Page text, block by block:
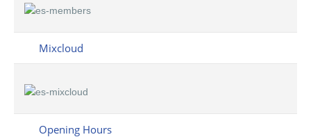
Mixcloud
Opening Hours